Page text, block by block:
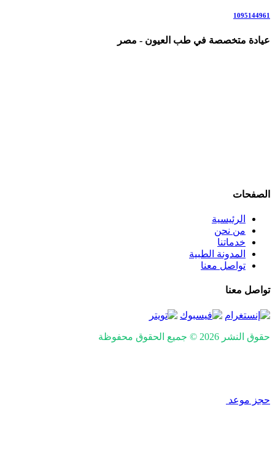
1095144961
عيادة متخصصة في طب العيون - مصر
الصفحات
الرئيسية
من نحن
خدماتنا
المدونة الطبية
تواصل معنا
تواصل معنا
حقوق النشر 2026 © جميع الحقوق محفوظة
حجز موعد